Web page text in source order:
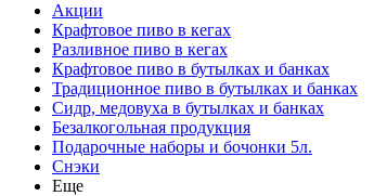
Акции
Крафтовое пиво в кегах
Разливное пиво в кегах
Крафтовое пиво в бутылках и банках
Традиционное пиво в бутылках и банках
Сидр, медовуха в бутылках и банках
Безалкогольная продукция
Подарочные наборы и бочонки 5л.
Снэки
Еще